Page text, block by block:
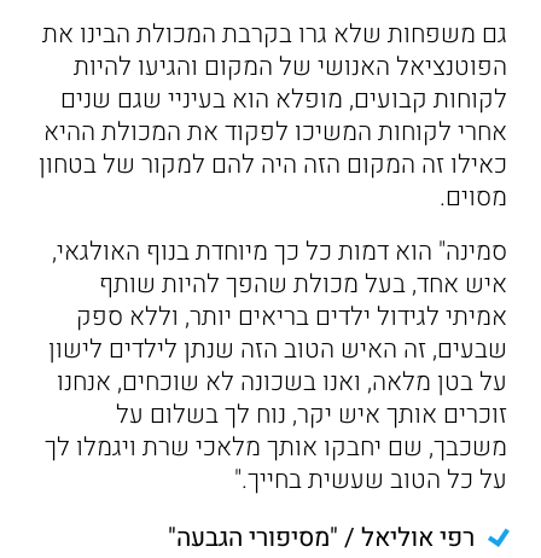
גם משפחות שלא גרו בקרבת המכולת הבינו את
הפוטנציאל האנושי של המקום והגיעו להיות
לקוחות קבועים, מופלא הוא בעיניי שגם שנים
אחרי לקוחות המשיכו לפקוד את המכולת ההיא
כאילו זה המקום הזה היה להם למקור של בטחון
מסוים.
סמינה" הוא דמות כל כך מיוחדת בנוף האולגאי,
איש אחד, בעל מכולת שהפך להיות שותף
אמיתי לגידול ילדים בריאים יותר, וללא ספק
שבעים, זה האיש הטוב הזה שנתן לילדים לישון
על בטן מלאה, ואנו בשכונה לא שוכחים, אנחנו
זוכרים אותך איש יקר, נוח לך בשלום על
משכבך, שם יחבקו אותך מלאכי שרת ויגמלו לך
על כל הטוב שעשית בחייך."
רפי אוליאל / "מסיפורי הגבעה"